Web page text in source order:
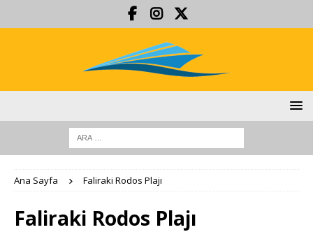
Ana Sayfa Faliraki Rodos Plajı
Faliraki Rodos Plajı